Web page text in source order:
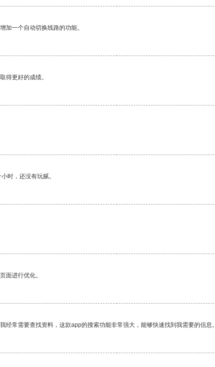
加一个自动切换线路的功能。
得更好的成绩。
时，还没有玩腻。
面进行优化。
常需要查找资料，这款app的搜索功能非常强大，能够快速找到我需要的信息。